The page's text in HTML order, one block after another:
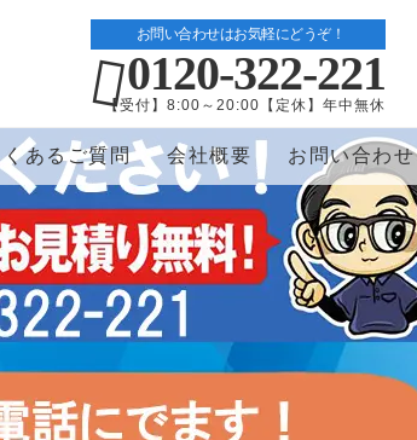
お問い合わせはお気軽にどうぞ！
0120-322-221
【受付】8:00～20:00【定休】年中無休
くあるご質問 会社概要 お問い合わせ